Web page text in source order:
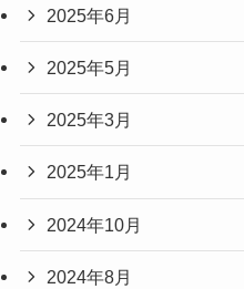
2025年6月
2025年5月
2025年3月
2025年1月
2024年10月
2024年8月